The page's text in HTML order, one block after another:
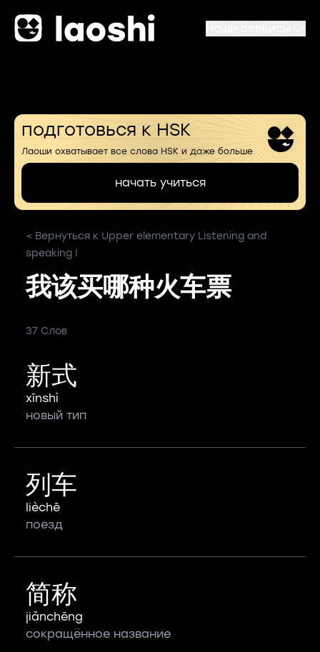
подготовься к HSK
Лаоши охватывает все слова HSK и даже больше
начать учиться
< Вернуться к Upper elementary Listening and
speaking I
我该买哪种火车票
37 Слов
新式
xīnshì
новый тип
列车
lièchē
поезд
简称
jiǎnchēng
сокращённое название